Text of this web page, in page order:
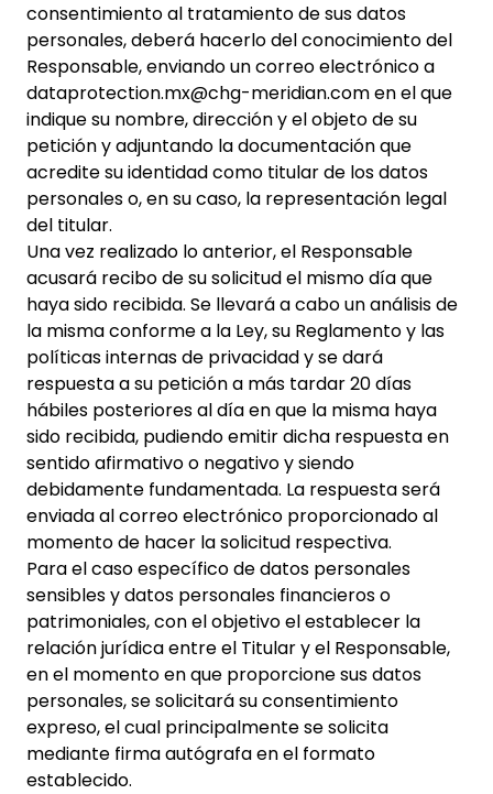
consentimiento al tratamiento de sus datos
personales, deberá hacerlo del conocimiento del
Responsable, enviando un correo electrónico a
dataprotection.mx@chg-meridian.com en el que
indique su nombre, dirección y el objeto de su
petición y adjuntando la documentación que
acredite su identidad como titular de los datos
personales o, en su caso, la representación legal
del titular.
Una vez realizado lo anterior, el Responsable
acusará recibo de su solicitud el mismo día que
haya sido recibida. Se llevará a cabo un análisis de
la misma conforme a la Ley, su Reglamento y las
políticas internas de privacidad y se dará
respuesta a su petición a más tardar 20 días
hábiles posteriores al día en que la misma haya
sido recibida, pudiendo emitir dicha respuesta en
sentido afirmativo o negativo y siendo
debidamente fundamentada. La respuesta será
enviada al correo electrónico proporcionado al
momento de hacer la solicitud respectiva.
Para el caso específico de datos personales
sensibles y datos personales financieros o
patrimoniales, con el objetivo el establecer la
relación jurídica entre el Titular y el Responsable,
en el momento en que proporcione sus datos
personales, se solicitará su consentimiento
expreso, el cual principalmente se solicita
mediante firma autógrafa en el formato
establecido.